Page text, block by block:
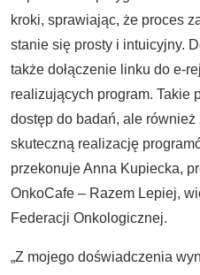
kroki, sprawiając, że proces
stanie się prosty i intuicyjny.
także dołączenie linku do e-
realizujących program. Takie
dostęp do badań, ale
skuteczną realizację
przekonuje Anna Kupiecka,
OnkoCafe – Razem Lepiej,
Federacji Onkologicznej.
„Z mojego doświadczenia